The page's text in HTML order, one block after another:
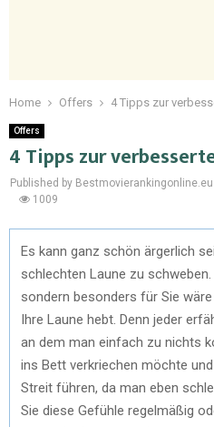
Home Offers 4 Tipps zur
Offers
4 Tipps zur
Published by Bestmovierankingonline.eu
1009
Es kann ganz schön ärgerlich
schlechten Laune zu
sondern besonders für Sie
Ihre Laune hebt. Denn jeder
an dem man einfach zu nichts
ins Bett verkriechen möchte
Streit führen, da man eben
Sie diese Gefühle regelmäßig